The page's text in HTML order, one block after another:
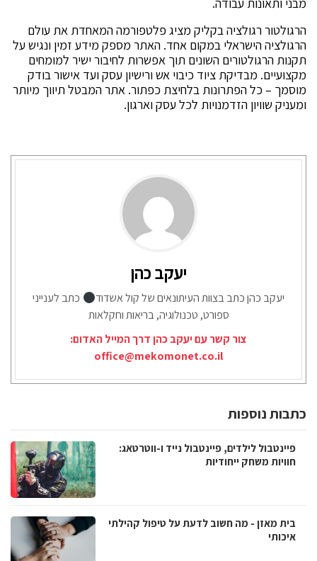
הרגולטור רגולציה בקליק מציג פלטפורמה המאחדת את עולם
הרגולציה הישראלי במקום אחד. האתר מספק מידע זמין ונגיש על
תקנות הרגולטורים השונים תוך אפשרות לחיבור ישיר למומחים
מקצועיים. מבדיקת ציוד כיבוי אש ורישיון עסק ועד אישור בודק
מוסמך – כל הפתרונות בלחיצת כפתור. אתר המבטל תיווך מיותר
ומעניק שוויון הזדמנויות לכל עסק וארגון.
יעקב כהן
יעקב כהן כתב בצוות העיתונאים של קול אשדוד
כתב לענייני
ספורט, טכנולוגיה, בריאות וחקלאות
צור קשר עם יעקב כהן דרך המייל האדום:
office@mekomonet.co.il
כתבות נוספות
פיינטבול לילדים, פיינטבול נייד ו-ווטרטאג:
חוויות משחק ייחודיות
בית מאזן - מה חשוב לדעת על טיפול קהילתי
איכותי